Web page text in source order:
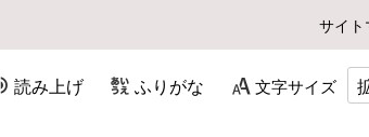
サイ
読み上げ ふりがな 文字サイズ